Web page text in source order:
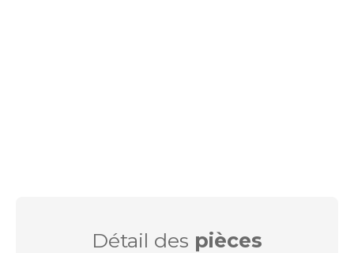
Détail des pièces